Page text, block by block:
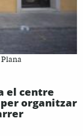
Plana
el centre
organitzar